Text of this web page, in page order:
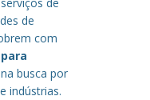
de
com
para
busca por
indústrias.